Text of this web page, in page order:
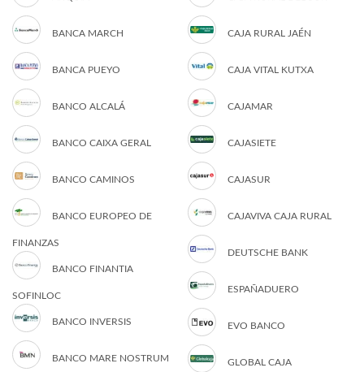
BANCA MARCH
BANCA PUEYO
BANCO ALCALÁ
BANCO CAIXA GERAL
BANCO CAMINOS
BANCO EUROPEO DE
FINANZAS
BANCO FINANTIA
SOFINLOC
BANCO INVERSIS
BANCO MARE NOSTRUM
CAJA RURAL JAÉN
CAJA VITAL KUTXA
CAJAMAR
CAJASIETE
CAJASUR
CAJAVIVA CAJA RURAL
DEUTSCHE BANK
ESPAÑADUERO
EVO BANCO
GLOBAL CAJA